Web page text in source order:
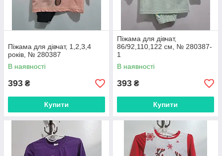
Піжама для дівчат, 1,2,3,4
років, № 280387
В наявності
393 ₴
Купити
Піжама для дівчат,
86/92,110,122 см, № 280387-
1
В наявності
393 ₴
Купити